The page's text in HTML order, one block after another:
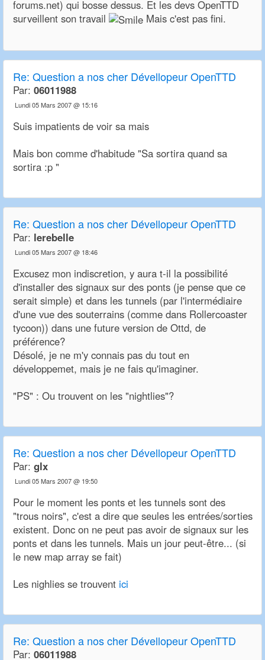
forums.net) qui bosse dessus. Et les devs OpenTTD
surveillent son travail
Mais c'est pas fini.
Re: Question a nos cher Dévellopeur OpenTTD
Par: 06011988
Lundi 05 Mars 2007 @ 15:16
Suis impatients de voir sa mais
Mais bon comme d'habitude "Sa sortira quand sa
sortira :p "
Re: Question a nos cher Dévellopeur OpenTTD
Par: lerebelle
Lundi 05 Mars 2007 @ 18:46
Excusez mon indiscretion, y aura t-il la possibilité
d'installer des signaux sur des ponts (je pense que ce
serait simple) et dans les tunnels (par l'intermédiaire
d'une vue des souterrains (comme dans Rollercoaster
tycoon)) dans une future version de Ottd, de
préférence?
Désolé, je ne m'y connais pas du tout en
développemet, mais je ne fais qu'imaginer.
"PS" : Ou trouvent on les "nightlies"?
Re: Question a nos cher Dévellopeur OpenTTD
Par: glx
Lundi 05 Mars 2007 @ 19:50
Pour le moment les ponts et les tunnels sont des
"trous noirs", c'est a dire que seules les entrées/sorties
existent. Donc on ne peut pas avoir de signaux sur les
ponts et dans les tunnels. Mais un jour peut-être... (si
le new map array se fait)
Les nighlies se trouvent ici
Re: Question a nos cher Dévellopeur OpenTTD
Par: 06011988